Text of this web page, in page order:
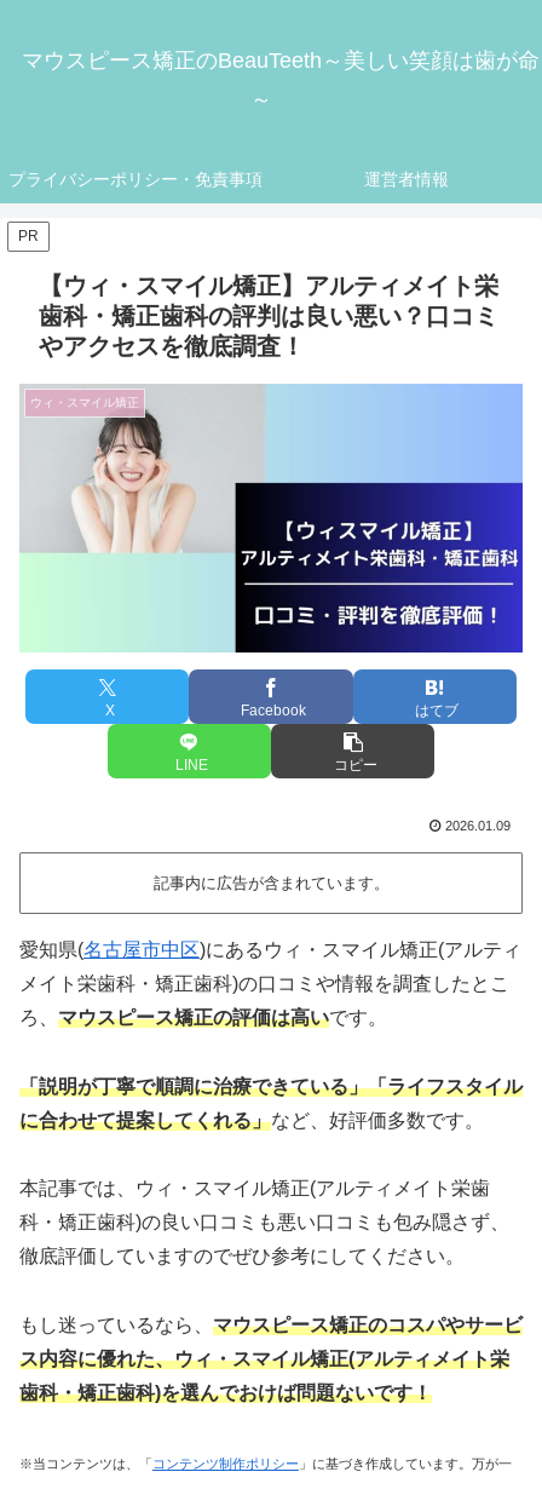
マウスピース矯正のBeauTeeth～美しい笑顔は歯が命
～
プライバシーポリシー・免責事項 運営者情報
PR
【ウィ・スマイル矯正】アルティメイト栄
歯科・矯正歯科の評判は良い悪い？口コミ
やアクセスを徹底調査！
ウィ・スマイル矯正
X Facebook はてブ
LINE コピー
2026.01.09
記事内に広告が含まれています。
愛知県(名古屋市中区)にあるウィ・スマイル矯正(アルティ
メイト栄歯科・矯正歯科)の口コミや情報を調査したとこ
ろ、 マウスピース矯正の評価は高いです。
「説明が丁寧で順調に治療できている」「ライフスタイル
に合わせて提案してくれる」など、好評価多数です。
本記事では、ウィ・スマイル矯正(アルティメイト栄歯
科・矯正歯科)の良い口コミも悪い口コミも包み隠さず、
徹底評価していますのでぜひ参考にしてください。
もし迷っているなら、 マウスピース矯正のコスパやサービ
ス内容に優れた、ウィ・スマイル矯正(アルティメイト栄
歯科・矯正歯科)を選んでおけば問題ないです！
※当コンテンツは、「 コンテンツ制作ポリシー 」に基づき作成しています。万が一